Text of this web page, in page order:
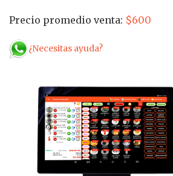
Precio promedio venta: $600
¿Necesitas ayuda?